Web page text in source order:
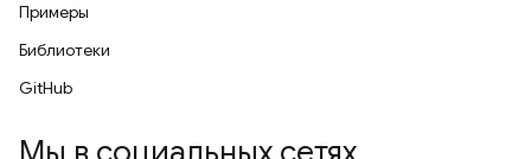
Примеры
Библиотеки
GitHub